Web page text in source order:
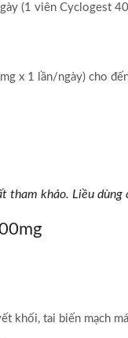
(1 viên Cyclogest
x 1 lần/ngày) cho
tham khảo. Liều
khối, tai biến mạch